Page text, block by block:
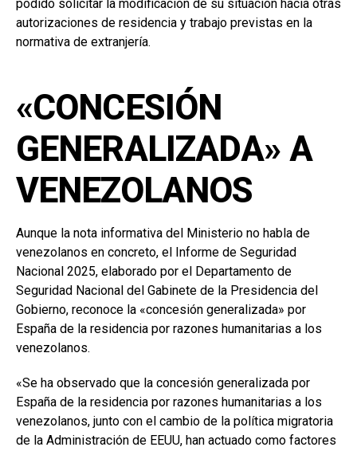
podido solicitar la modificación de su situación hacia otras
autorizaciones de residencia y trabajo previstas en la
normativa de extranjería.
«CONCESIÓN
GENERALIZADA» A
VENEZOLANOS
Aunque la nota informativa del Ministerio no habla de
venezolanos en concreto, el Informe de Seguridad
Nacional 2025, elaborado por el Departamento de
Seguridad Nacional del Gabinete de la Presidencia del
Gobierno, reconoce la «concesión generalizada» por
España de la residencia por razones humanitarias a los
venezolanos.
«Se ha observado que la concesión generalizada por
España de la residencia por razones humanitarias a los
venezolanos, junto con el cambio de la política migratoria
de la Administración de EEUU, han actuado como factores